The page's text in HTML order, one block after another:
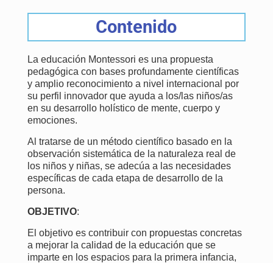
Contenido
La educación Montessori es una propuesta
pedagógica con bases profundamente científicas
y amplio reconocimiento a nivel internacional por
su perfil innovador que ayuda a los/las niños/as
en su desarrollo holístico de mente, cuerpo y
emociones.
Al tratarse de un método científico basado en la
observación sistemática de la naturaleza real de
los niños y niñas, se adecúa a las necesidades
específicas de cada etapa de desarrollo de la
persona.
OBJETIVO:
El objetivo es contribuir con propuestas concretas
a mejorar la calidad de la educación que se
imparte en los espacios para la primera infancia,